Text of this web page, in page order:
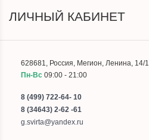
ЛИЧНЫЙ КАБИНЕТ
628681, Россия, Мегион, Ленина, 14/1
Пн-Вс 09:00 - 21:00
8 (499) 722-64- 10
8 (34643) 2-62 -61
g.svirta@yandex.ru